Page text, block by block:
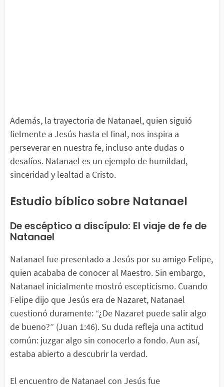
Además, la trayectoria de Natanael, quien siguió
fielmente a Jesús hasta el final, nos inspira a
perseverar en nuestra fe, incluso ante dudas o
desafíos. Natanael es un ejemplo de humildad,
sinceridad y lealtad a Cristo.
Estudio bíblico sobre Natanael
De escéptico a discípulo: El viaje de fe de
Natanael
Natanael fue presentado a Jesús por su amigo Felipe,
quien acababa de conocer al Maestro. Sin embargo,
Natanael inicialmente mostró escepticismo. Cuando
Felipe dijo que Jesús era de Nazaret, Natanael
cuestionó duramente: “¿De Nazaret puede salir algo
de bueno?” (Juan 1:46). Su duda refleja una actitud
común: juzgar algo sin conocerlo a fondo. Aun así,
estaba abierto a descubrir la verdad.
El encuentro de Natanael con Jesús fue